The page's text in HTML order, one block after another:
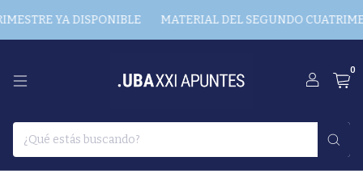
YA DISPONIBLE MATERIAL DEL SEGUNDO
0